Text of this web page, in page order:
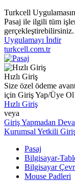
Turkcell
Pasaj ile ilgili tüm
gerçekleştirebilirsiniz.
Uygulamayı İndir
turkcell.com.tr
Hızlı Giriş
Size özel ödeme
için Giriş Yap/Üye Ol
Hızlı Giriş
veya
Giriş Yapmadan
Kurumsal Yetkili
Pasaj
Bilgisayar-
Bilgisayar
Mouse Padleri